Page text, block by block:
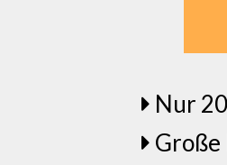
Nur
Große